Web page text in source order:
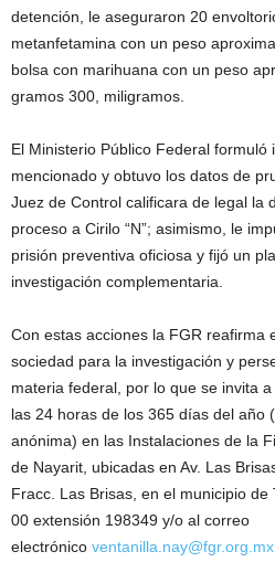
detención, le aseguraron 20
metanfetamina con un peso
bolsa con marihuana con un peso
gramos 300, miligramos.
El Ministerio Público Federal formuló
mencionado y obtuvo los datos de
Juez de Control calificara de legal la
proceso a Cirilo “N”; asimismo, le
prisión preventiva oficiosa y fijó un
investigación complementaria.
Con estas acciones la FGR reafirma
sociedad para la investigación y
materia federal, por lo que se invita
las 24 horas de los 365 días del año
anónima) en las Instalaciones de la
de Nayarit, ubicadas en Av. Las
Fracc. Las Brisas, en el municipio de
00 extensión 198349 y/o al correo
electrónico ventanilla.nay@fgr.org.mx